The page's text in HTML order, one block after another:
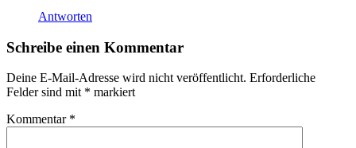
Antworten
Schreibe einen Kommentar
Deine E-Mail-Adresse wird nicht veröffentlicht. Erforderliche
Felder sind mit * markiert
Kommentar *